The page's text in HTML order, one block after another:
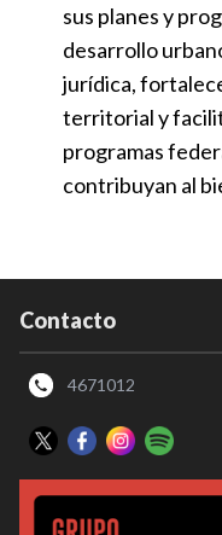
sus planes y
desarrollo
jurídica,
territorial y
programas
contribuyan al
Contacto
4671012